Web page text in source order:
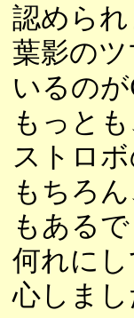
認められ
葉影の
いるの
もっと
ストロ
もちろ
もあるで
何れに
心しまし